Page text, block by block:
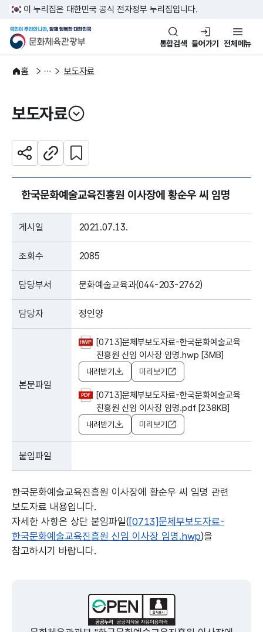
본문 바로가기
주메뉴 바로가기
이 누리집은 대한민국 공식 전자정부 누리집입니다.
문화체육관광부
국민이 주인인 나라, 함께 행복
통합검색 들어가기 전체메뉴
홈
알림·소식
보도·뉴스 보도자료
보도자료
열기
공유하기주소복사
관심 콘텐츠 설정하기
한국문화예술교육진흥원 이사장에 황순우 씨 임명
게시일 2021.07.13.
조회수 2085
담당부서 문화예술교육과(044-203-2762)
담당자 정인양
본문파일
[0713]문체부보도자료-한국문화예술교육
진흥원 신임 이사장 임명.hwp [3MB]
내려받기 미리보기
[0713]문체부보도자료-한국문화예술교육
진흥원 신임 이사장 임명.pdf [238KB]
내려받기 미리보기
붙임파일
한국문화예술교육진흥원 이사장에 황순우 씨 임명 관련
보도자료 내용입니다.
자세한 사항은 상단 붙임파일([0713]문체부보도자료-
한국문화예술교육진흥원 신임 이사장 임명.hwp)을
참고하시기 바랍니다.